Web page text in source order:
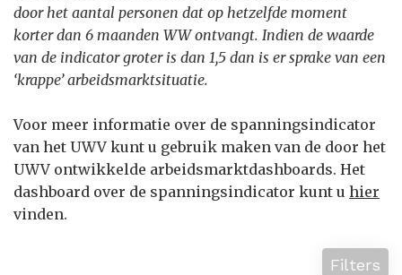
door het aantal personen dat op hetzelfde moment
korter dan 6 maanden WW ontvangt. Indien de waarde
van de indicator groter is dan 1,5 dan is er sprake van een
‘krappe’ arbeidsmarktsituatie.
Voor meer informatie over de spanningsindicator
van het UWV kunt u gebruik maken van de door het
UWV ontwikkelde arbeidsmarktdashboards. Het
dashboard over de spanningsindicator kunt u hier
vinden.
Filters